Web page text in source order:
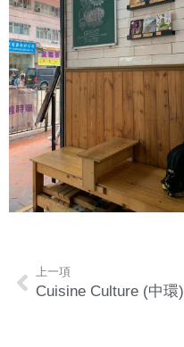
上一項
Cuisine Culture (中環)